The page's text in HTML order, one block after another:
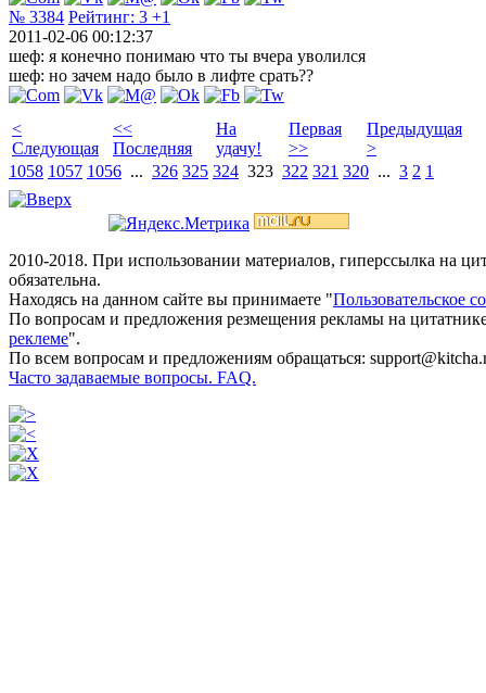
№ 3384 Рейтинг: 3 +1
2011-02-06 00:12:37
шеф: я конечно понимаю что ты вчера уволился
шеф: но зачем надо было в лифте срать??
<
Следующая
<<
Последняя
На
удачу!
Первая
>>
Предыдущая
>
1058 1057 1056 ... 326 325 324 323 322 321 320 ... 3 2 1
2010-2018. При использовании материалов, гиперссылка на
обязательна.
Находясь на данном сайте вы принимаете "Пользовательское
По вопросам и предложения резмещения рекламы на
реклеме".
По всем вопросам и предложениям обращаться:
Часто задаваемые вопросы. FAQ.